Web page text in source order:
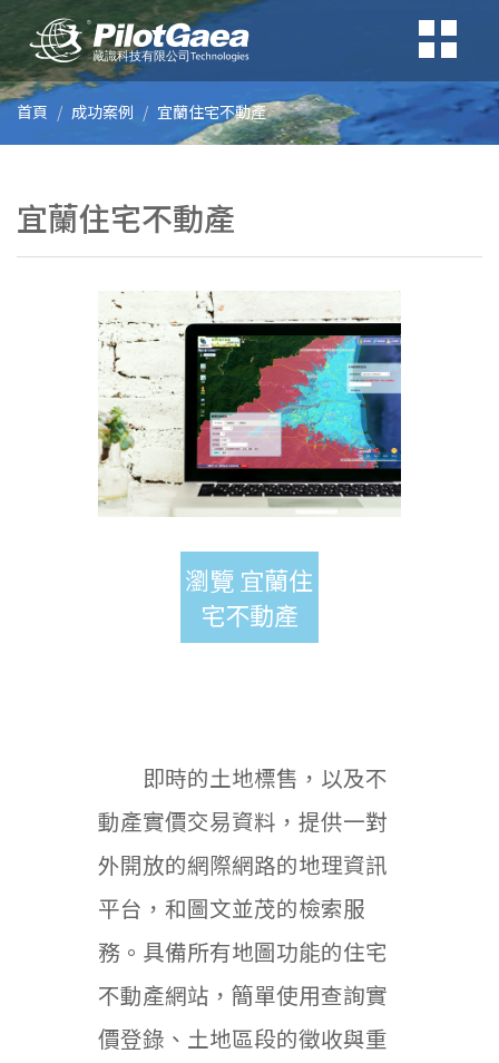
首頁 成功案例 宜蘭住宅不動產
宜蘭住宅不動產
瀏覽 宜蘭住
宅不動產
即時的土地標售，以及不
動產實價交易資料，提供一對
外開放的網際網路的地理資訊
平台，和圖文並茂的檢索服
務。具備所有地圖功能的住宅
不動產網站，簡單使用查詢實
價登錄、土地區段的徵收與重